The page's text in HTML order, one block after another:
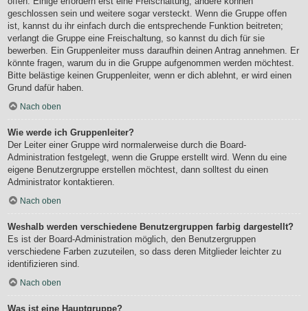
geschlossen sein und weitere sogar versteckt. Wenn die Gruppe offen
ist, kannst du ihr einfach durch die entsprechende Funktion beitreten;
verlangt die Gruppe eine Freischaltung, so kannst du dich für sie
bewerben. Ein Gruppenleiter muss daraufhin deinen Antrag annehmen. Er
könnte fragen, warum du in die Gruppe aufgenommen werden möchtest.
Bitte belästige keinen Gruppenleiter, wenn er dich ablehnt, er wird einen
Grund dafür haben.
Nach oben
Wie werde ich Gruppenleiter?
Der Leiter einer Gruppe wird normalerweise durch die Board-
Administration festgelegt, wenn die Gruppe erstellt wird. Wenn du eine
eigene Benutzergruppe erstellen möchtest, dann solltest du einen
Administrator kontaktieren.
Nach oben
Weshalb werden verschiedene Benutzergruppen farbig dargestellt?
Es ist der Board-Administration möglich, den Benutzergruppen
verschiedene Farben zuzuteilen, so dass deren Mitglieder leichter zu
identifizieren sind.
Nach oben
Was ist eine Hauptgruppe?